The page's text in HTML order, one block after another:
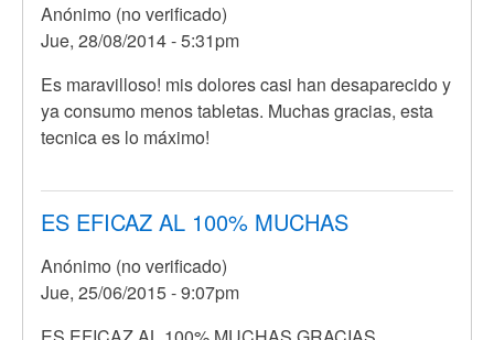
Anónimo (no verificado)
Jue, 28/08/2014 - 5:31pm
Es maravilloso! mis dolores casi han desaparecido y
ya consumo menos tabletas. Muchas gracias, esta
tecnica es lo máximo!
ES EFICAZ AL 100% MUCHAS
Anónimo (no verificado)
Jue, 25/06/2015 - 9:07pm